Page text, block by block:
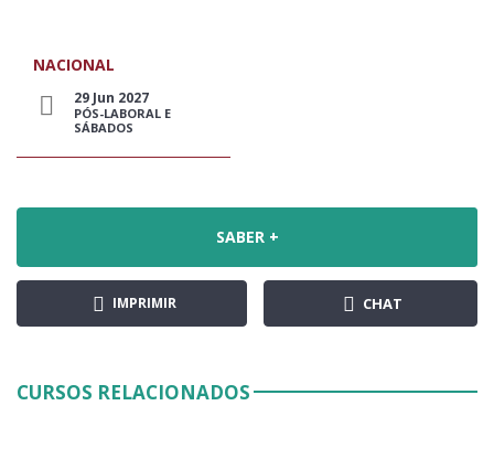
NACIONAL
29 Jun 2027
PÓS-LABORAL E
SÁBADOS
SABER +
IMPRIMIR CHAT
CURSOS RELACIONADOS